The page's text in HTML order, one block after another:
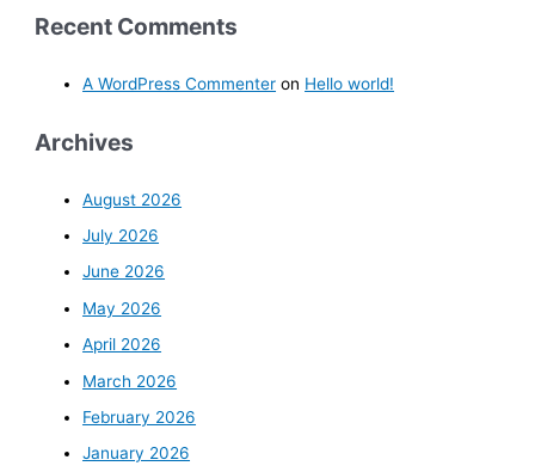
Recent Comments
A WordPress Commenter on Hello world!
Archives
August 2026
July 2026
June 2026
May 2026
April 2026
March 2026
February 2026
January 2026